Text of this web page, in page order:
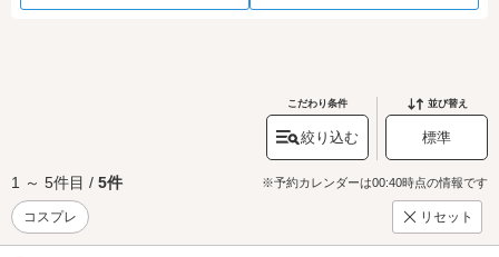
こだわり条件
絞り込む
並び替え
標準
1 ～ 5件目 / 5件 ※予約カレンダーは00:40時点の情報です
コスプレ リセット